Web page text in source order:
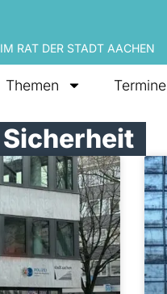
RAT DER STADT AACHEN
Themen Termine